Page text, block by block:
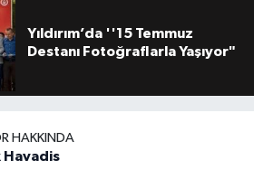
Yıldırım’da ''15 Temmuz
Destanı Fotoğraflarla Yaşıyor"
HAKKINDA
Havadis